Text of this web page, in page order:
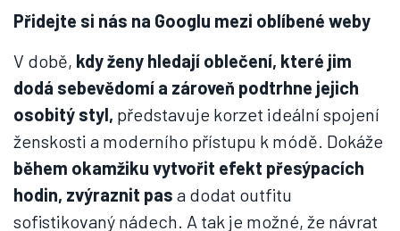
Přidejte si nás na Googlu mezi oblíbené weby
V době, kdy ženy hledají oblečení, které jim
dodá sebevědomí a zároveň podtrhne jejich
osobitý styl, představuje korzet ideální spojení
ženskosti a moderního přístupu k módě. Dokáže
během okamžiku vytvořit efekt přesýpacích
hodin, zvýraznit pas a dodat outfitu
sofistikovaný nádech. A tak je možné, že návrat